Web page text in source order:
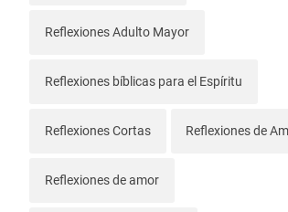
Reflexiones Adulto Mayor
Reflexiones bíblicas para el Espíritu
Reflexiones Cortas Reflexiones de
Reflexiones de amor